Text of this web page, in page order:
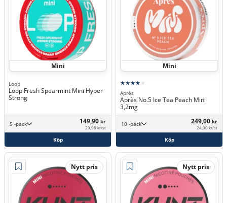
Mini
Loop
Loop Fresh Spearmint Mini Hyper
Strong
5 -pack 149,90 kr
29,98 kr/st
Köp
Mini
Après
Après No.5 Ice Tea Peach Mini
3,2mg
10 -pack 249,00 kr
24,90 kr/st
Köp
Nytt pris Nytt pris